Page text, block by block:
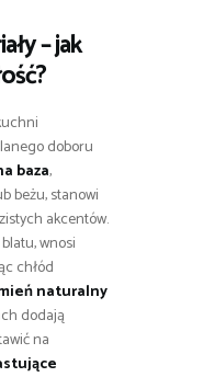
– jak
doboru
baza,
beżu, stanowi
akcentów.
wnosi
chłód
naturalny
dodają
na